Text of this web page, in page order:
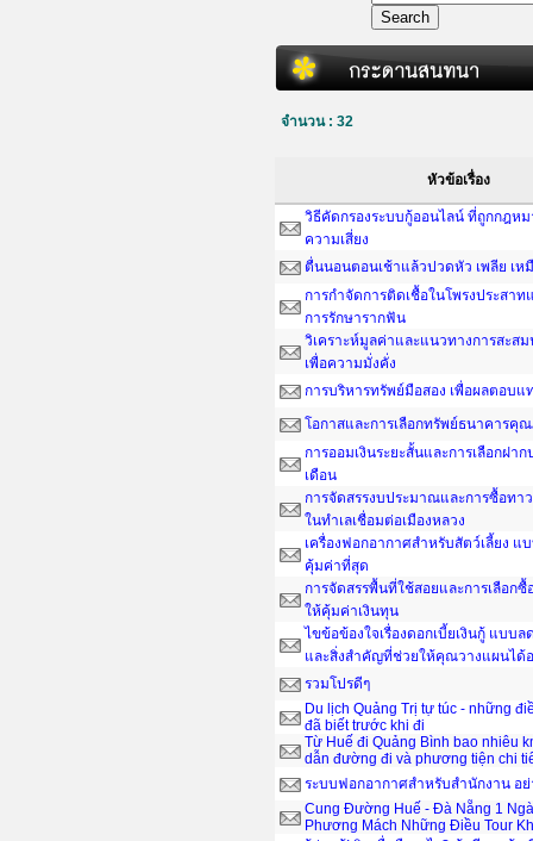
จำนวน : 32
หัวข้อเรื่อง
วิธีคัดกรองระบบกู้ออนไลน์ ที่ถูกกฎหม
ความเสี่ยง
ตื่นนอนตอนเช้าแล้วปวดหัว เพลีย เห
การกำจัดการติดเชื้อในโพรงประสา
การรักษารากฟัน
วิเคราะห์มูลค่าและแนวทางการสะส
เพื่อความมั่งคั่ง
การบริหารทรัพย์มือสอง เพื่อผลตอบแ
โอกาสและการเลือกทรัพย์ธนาคารคุ
การออมเงินระยะสั้นและการเลือกฝาก
เดือน
การจัดสรรงบประมาณและการซื้อทา
ในทำเลเชื่อมต่อเมืองหลวง
เครื่องฟอกอากาศสำหรับสัตว์เลี้ยง แ
คุ้มค่าที่สุด
การจัดสรรพื้นที่ใช้สอยและการเลือก
ให้คุ้มค่าเงินทุน
ไขข้อข้องใจเรื่องดอกเบี้ยเงินกู้ แบบ
และสิ่งสำคัญที่ช่วยให้คุณวางแผนได้
รวมโปรดีๆ
Du lịch Quảng Trị tự túc - những
đã biết trước khi đi
Từ Huế đi Quảng Bình bao nhiêu
dẫn đường đi và phương tiện chi
ระบบฟอกอากาศสำหรับสำนักงาน อ
Cung Đường Huế - Đà Nẵng 1
Phương Mách Những Điều Tour